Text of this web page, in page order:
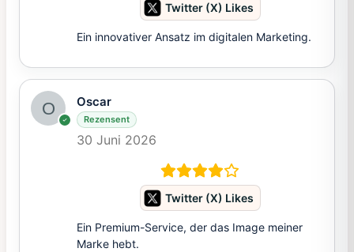
Twitter (X) Likes
Ein innovativer Ansatz im digitalen Marketing.
Oscar
Rezensent
30 Juni 2026
Twitter (X) Likes
Ein Premium-Service, der das Image meiner
Marke hebt.